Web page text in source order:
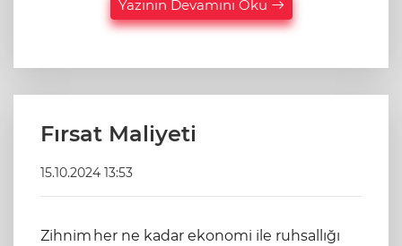
Yazının Devamını Oku
Fırsat Maliyeti
15.10.2024 13:53
Zihnim her ne kadar ekonomi ile ruhsallığı